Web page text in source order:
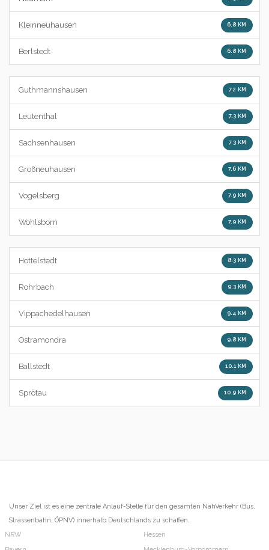
Kleinneuhausen 6.8 KM
Berlstedt 6.8 KM
Guthmannshausen 7.2 KM
Leutenthal 7.3 KM
Sachsenhausen 7.3 KM
Großneuhausen 7.6 KM
Vogelsberg 7.9 KM
Wohlsborn 7.9 KM
Hottelstedt 8.3 KM
Rohrbach 9.3 KM
Vippachedelhausen 9.4 KM
Ostramondra 9.8 KM
Ballstedt 10.1 KM
Sprötau 10.9 KM
Unser Ziel ist es eine zentrale Anlauf-Stelle für den gesamten NahVerkehr (Bus,
Strassenbahn, ÖPNV) innerhalb Deutschlands zu schaffen.
NRW
Hessen